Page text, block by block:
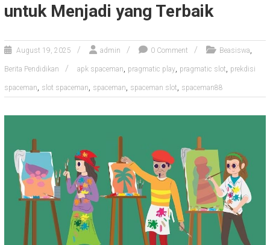
untuk Menjadi yang Terbaik
August 19, 2025 admin 0 Comment Beasiswa,
Berita Pendidikan apk spaceman, pragmatic play, pragmatic slot, prekdisi
spaceman, slot spaceman, spaceman, spaceman slot, spaceman88